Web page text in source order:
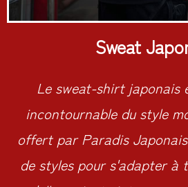
Sweat
Le sweat-shirt japonais
incontournable du style
offert par Paradis
de styles pour s'adapter à